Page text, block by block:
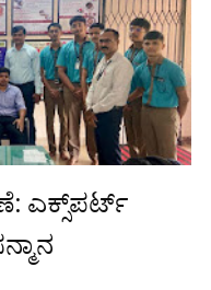
ಎಕ್ಸ್‌ಪರ್ಟ್